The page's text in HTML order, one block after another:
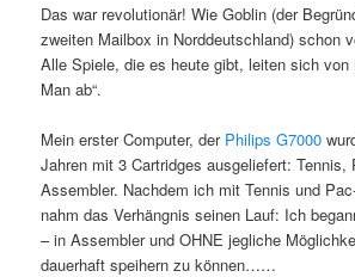
Das war revolutionär! Wie Goblin (der
zweiten Mailbox in Norddeutschland) schon
Alle Spiele, die es heute gibt, leiten sich von
Man ab“.
Mein erster Computer, der Philips G7000
Jahren mit 3 Cartridges ausgeliefert: Tennis,
Assembler. Nachdem ich mit Tennis und
nahm das Verhängnis seinen Lauf: Ich
– in Assembler und OHNE jegliche
dauerhaft speihern zu können……